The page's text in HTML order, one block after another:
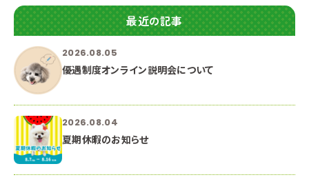
最近の記事
2026.08.05
優遇制度オンライン説明会について
2026.08.04
夏期休暇のお知らせ